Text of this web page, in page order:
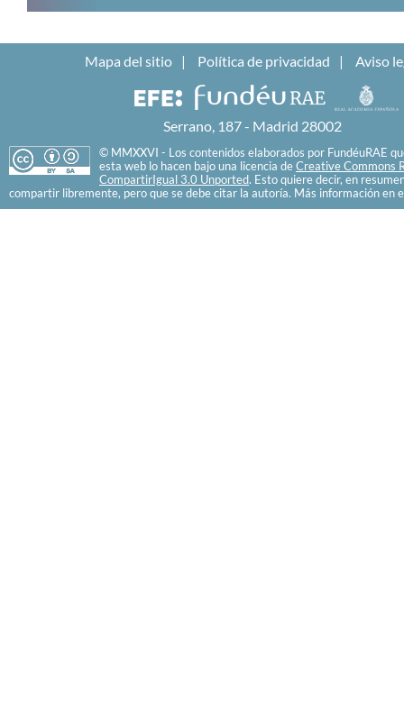
Mapa del sitio Política de privacidad Aviso
Serrano, 187 - Madrid 28002
© MMXXVI - Los contenidos elaborados por FundéuRAE
esta web lo hacen bajo una licencia de Creative Commons
CompartirIgual 3.0 Unported. Esto quiere decir, en
compartir libremente, pero que se debe citar la autoría. Más información en